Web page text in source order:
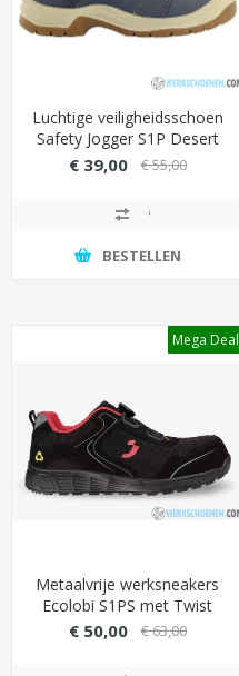
Luchtige veiligheidsschoen
Safety Jogger S1P Desert
Blue met PU/PU loopzool
€ 39,00 € 55,00
BESTELLEN
Mega Deal
Metaalvrije werksneakers
Ecolobi S1PS met Twist
Lock System (draaiknop)
€ 50,00 € 63,00